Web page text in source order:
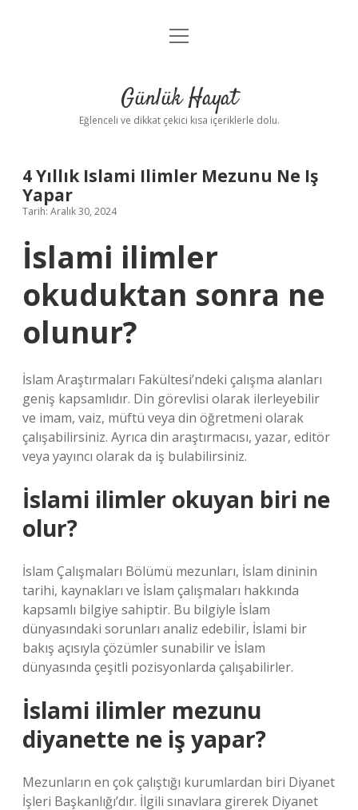
Anasayfa
Yasal Uyarı
menüyü
Günlük Hayat
Eğlenceli ve dikkat çekici kısa içeriklerle dolu.
4 Yıllık Islami Ilimler Mezunu Ne Iş
Yapar
Tarih: Aralık 30, 2024
İslami ilimler
okuduktan sonra ne
olunur?
İslam Araştırmaları Fakültesi’ndeki çalışma alanları
geniş kapsamlıdır. Din görevlisi olarak ilerleyebilir
ve imam, vaiz, müftü veya din öğretmeni olarak
çalışabilirsiniz. Ayrıca din araştırmacısı, yazar, editör
veya yayıncı olarak da iş bulabilirsiniz.
İslami ilimler okuyan biri ne
olur?
İslam Çalışmaları Bölümü mezunları, İslam dininin
tarihi, kaynakları ve İslam çalışmaları hakkında
kapsamlı bilgiye sahiptir. Bu bilgiyle İslam
dünyasındaki sorunları analiz edebilir, İslami bir
bakış açısıyla çözümler sunabilir ve İslam
dünyasında çeşitli pozisyonlarda çalışabilirler.
İslami ilimler mezunu
diyanette ne iş yapar?
Mezunların en çok çalıştığı kurumlardan biri Diyanet
İşleri Başkanlığı’dır. İlgili sınavlara girerek Diyanet